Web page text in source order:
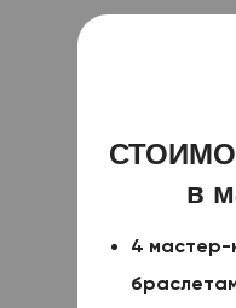
в
4 мастер-